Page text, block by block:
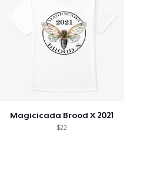
Magicicada Brood X 2021
$22